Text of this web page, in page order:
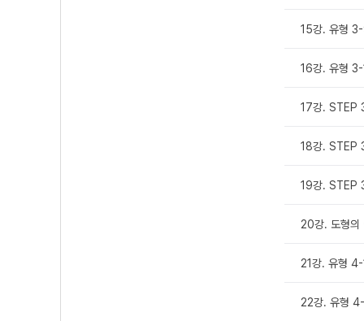
15강. 유형
16강. 유형
17강. STEP
18강. STEP
19강. STEP
20강. 도형
21강. 유형
22강. 유형